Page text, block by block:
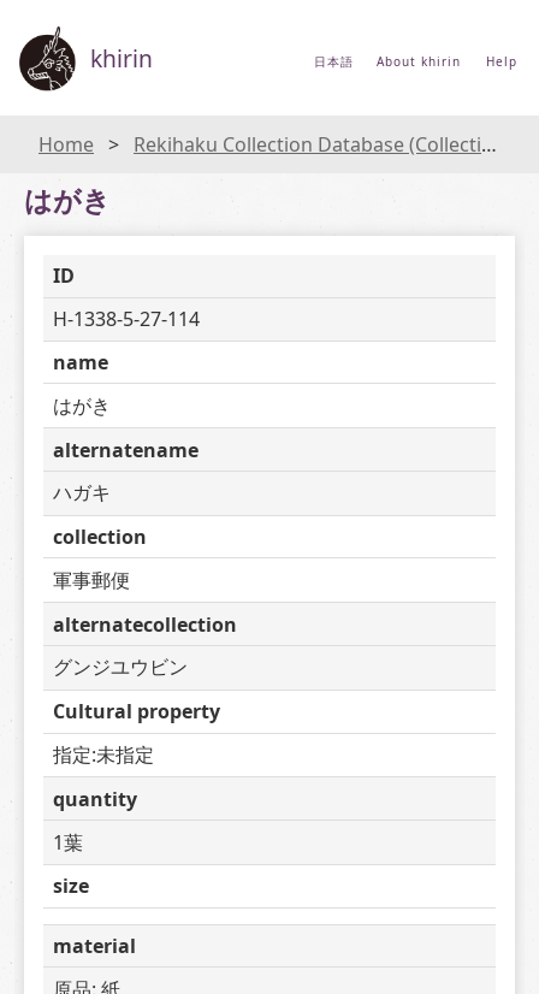
khirin 日本語 About khirin Help
Home Rekihaku Collection Database (Collections Database of the National Museum of Japanese History)
はがき
ID
H-1338-5-27-114
name
はがき
alternatename
ハガキ
collection
軍事郵便
alternatecollection
グンジユウビン
Cultural property
指定:未指定
quantity
1葉
size
material